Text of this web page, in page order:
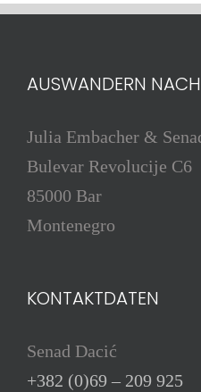
AUSWANDERN
Julia Embacher &
Bulevar Revolucije C6
85000 Bar
Montenegro
KONTAKTDATEN
Senad Dacić
+382 (0)69 – 209 925